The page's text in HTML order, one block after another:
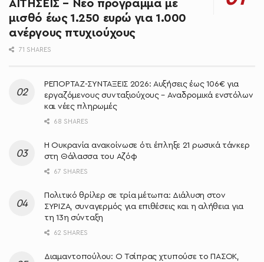
ΑΙΤΗΣΕΙΣ – Νέο πρόγραμμα με
μισθό έως 1.250 ευρώ για 1.000
ανέργους πτυχιούχους
71 SHARES
ΡΕΠΟΡΤΑΖ-ΣΥΝΤΑΞΕΙΣ 2026: Αυξήσεις έως 106€ για
εργαζόμενους συνταξιούχους – Αναδρομικά ενστόλων
και νέες πληρωμές
68 SHARES
Η Ουκρανία ανακοίνωσε ότι έπληξε 21 ρωσικά τάνκερ
στη Θάλασσα του Αζόφ
67 SHARES
Πολιτικό θρίλερ σε τρία μέτωπα: Διάλυση στον
ΣΥΡΙΖΑ, συναγερμός για επιθέσεις και η αλήθεια για
τη 13η σύνταξη
62 SHARES
Διαμαντοπούλου: Ο Τσίπρας χτυπούσε το ΠΑΣΟΚ,